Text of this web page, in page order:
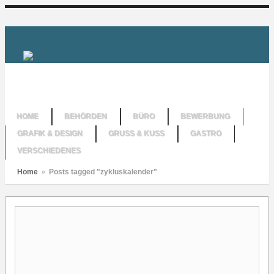
HOME BEHÖRDEN BÜRO
BEWERBUNG
GRAFIK & DESIGN
GRUSS & KUSS
GASTRO
VERSCHIEDENES
Home » Posts tagged "zykluskalender"